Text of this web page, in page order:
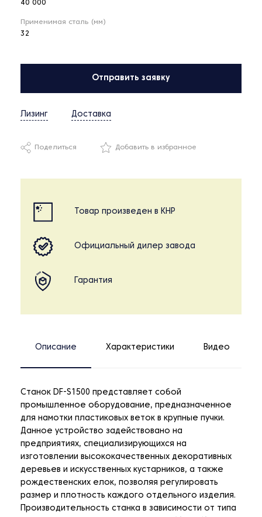
40 000
Применимая сталь (мм)
32
Отправить заявку
Лизинг Доставка
Поделиться Добавить в избранное
Товар произведен в КНР
Официальный дилер завода
Гарантия
Описание Характеристики Видео
Станок DF-S1500 представляет собой
промышленное оборудование, предназначенное
для намотки пластиковых веток в крупные пучки.
Данное устройство задействовано на
предприятиях, специализирующихся на
изготовлении высококачественных декоративных
деревьев и искусственных кустарников, а также
рождественских елок, позволяя регулировать
размер и плотность каждого отдельного изделия.
Производительность станка в зависимости от типа